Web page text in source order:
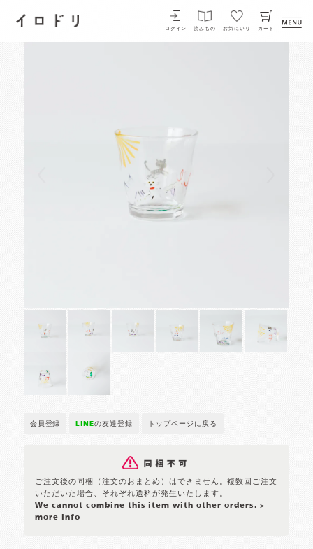
イロドリ
ログイン 読みもの お気にいり カート
会員登録 LINEの友達登録 トップページに戻る
ご注文後の同梱（注文のおまとめ）はできません。複数回ご注文
いただいた場合、それぞれ送料が発生いたします。
We cannot combine this item with other orders. >
more info